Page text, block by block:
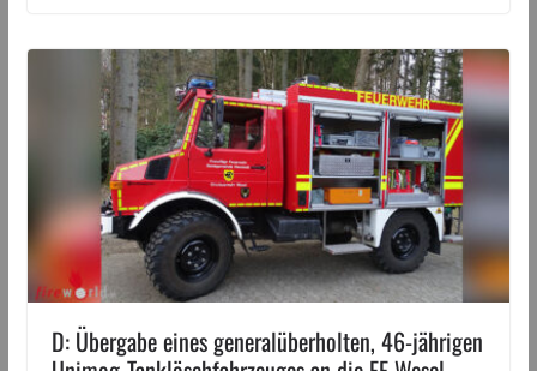
D: Übergabe eines generalüberholten, 46-jährigen